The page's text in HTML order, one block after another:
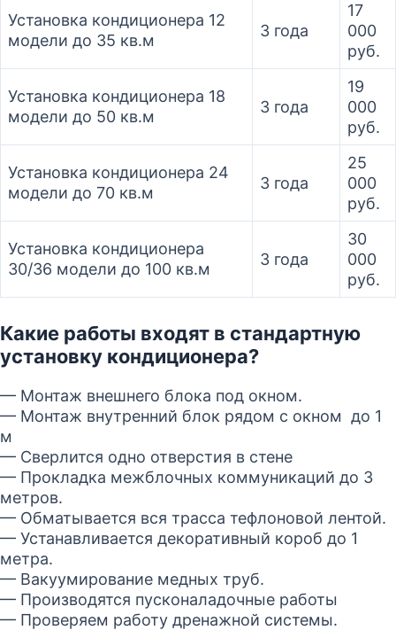
Установка кондиционера 12
модели до 35 кв.м
3 года
17
000
руб.
Установка кондиционера 18
модели до 50 кв.м
3 года
19
000
руб.
Установка кондиционера 24
модели до 70 кв.м
3 года
25
000
руб.
Установка кондиционера
30/36 модели до 100 кв.м
3 года
30
000
руб.
Какие работы входят в стандартную
установку кондиционера?
— Монтаж внешнего блока под окном.
— Монтаж внутренний блок рядом с окном до 1
м
— Сверлится одно отверстия в стене
— Прокладка межблочных коммуникаций до 3
метров.
— Обматывается вся трасса тефлоновой лентой.
— Устанавливается декоративный короб до 1
метра.
— Вакуумирование медных труб.
— Производятся пусконаладочные работы
— Проверяем работу дренажной системы.